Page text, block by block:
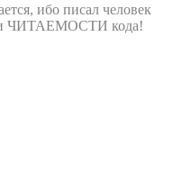
ибо писал человек
ЧИТАЕМОСТИ кода!